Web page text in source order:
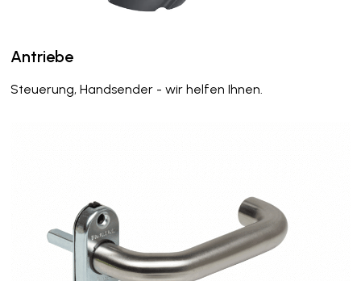
Antriebe
Steuerung, Handsender - wir helfen Ihnen.